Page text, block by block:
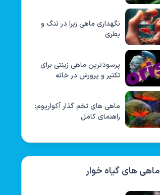
نگهداری ماهی زبرا در تنگ و
بطری
پرسودترین ماهی زینتی برای
تکثیر و پرورش در خانه
ماهی های تخم گذار آکواریوم:
راهنمای کامل
ماهی های گیاه خوار